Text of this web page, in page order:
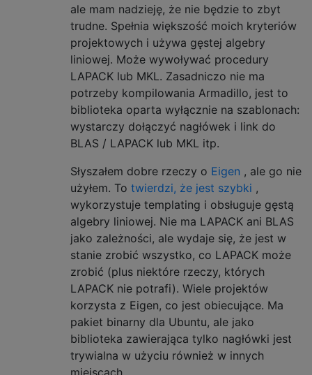
ale mam nadzieję, że nie będzie to zbyt
trudne. Spełnia większość moich kryteriów
projektowych i używa gęstej algebry
liniowej. Może wywoływać procedury
LAPACK lub MKL. Zasadniczo nie ma
potrzeby kompilowania Armadillo, jest to
biblioteka oparta wyłącznie na szablonach:
wystarczy dołączyć nagłówek i link do
BLAS / LAPACK lub MKL itp.
Słyszałem dobre rzeczy o Eigen , ale go nie
użyłem. To twierdzi, że jest szybki ,
wykorzystuje templating i obsługuje gęstą
algebry liniowej. Nie ma LAPACK ani BLAS
jako zależności, ale wydaje się, że jest w
stanie zrobić wszystko, co LAPACK może
zrobić (plus niektóre rzeczy, których
LAPACK nie potrafi). Wiele projektów
korzysta z Eigen, co jest obiecujące. Ma
pakiet binarny dla Ubuntu, ale jako
biblioteka zawierająca tylko nagłówki jest
trywialna w użyciu również w innych
miejscach.